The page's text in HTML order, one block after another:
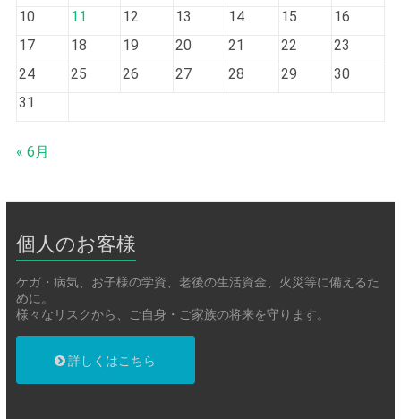
10
11 12 13 14 15
16
17
18 19 20 21 22
23
24
25 26 27 28 29
30
31
« 6月
個人のお客様
ケガ・病気、お子様の学資、老後の生活資金、火災等に備えるた
めに。
様々なリスクから、ご自身・ご家族の将来を守ります。
詳しくはこちら